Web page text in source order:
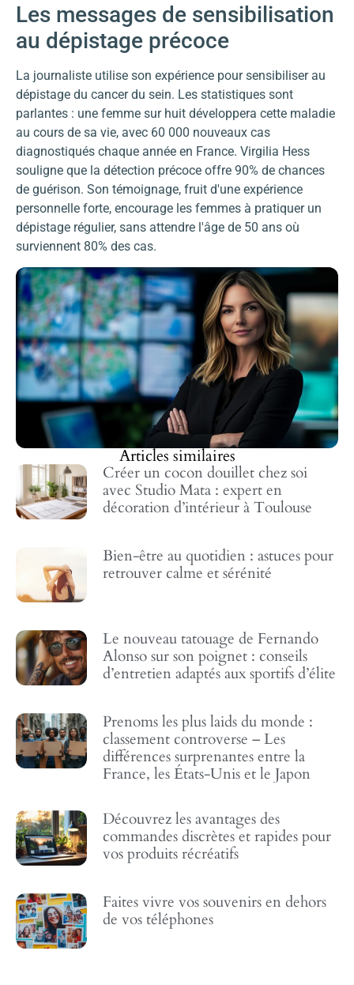
Les messages de sensibilisation
au dépistage précoce
La journaliste utilise son expérience pour sensibiliser au
dépistage du cancer du sein. Les statistiques sont
parlantes : une femme sur huit développera cette maladie
au cours de sa vie, avec 60 000 nouveaux cas
diagnostiqués chaque année en France. Virgilia Hess
souligne que la détection précoce offre 90% de chances
de guérison. Son témoignage, fruit d'une expérience
personnelle forte, encourage les femmes à pratiquer un
dépistage régulier, sans attendre l'âge de 50 ans où
surviennent 80% des cas.
Articles similaires
Créer un cocon douillet chez soi
avec Studio Mata : expert en
décoration d’intérieur à Toulouse
Bien-être au quotidien : astuces pour
retrouver calme et sérénité
Le nouveau tatouage de Fernando
Alonso sur son poignet : conseils
d’entretien adaptés aux sportifs d’élite
Prenoms les plus laids du monde :
classement controverse – Les
différences surprenantes entre la
France, les États-Unis et le Japon
Découvrez les avantages des
commandes discrètes et rapides pour
vos produits récréatifs
Faites vivre vos souvenirs en dehors
de vos téléphones